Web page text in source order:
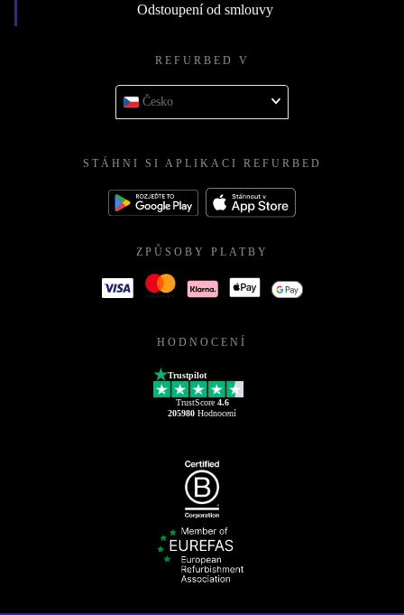
Odstoupení od smlouvy
REFURBED V
Česko
STÁHNI SI APLIKACI REFURBED
ZPŮSOBY PLATBY
HODNOCENÍ
Trustpilot
TrustScore 4.6
205980 Hodnocení